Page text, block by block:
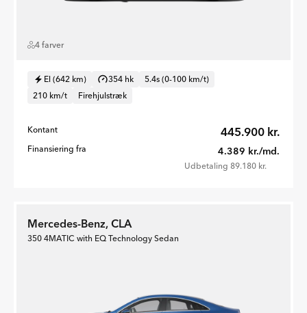
4 farver
El (642 km) 354 hk
5.4s (0-100 km/t)
210 km/t
Firehjulstræk
Kontant 445.900 kr.
Finansiering fra 4.389 kr./md.
Udbetaling 89.180 kr.
Mercedes-Benz, CLA
350 4MATIC with EQ Technology Sedan